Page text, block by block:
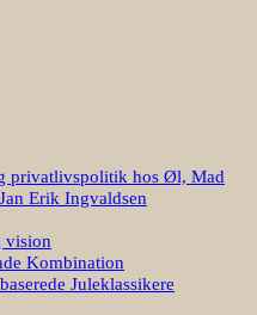
privatlivspolitik hos Øl, Mad
Erik Ingvaldsen
vision
Kombination
Juleklassikere